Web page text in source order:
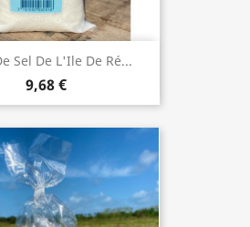
Sel De L'Ile De Ré...
9,68 €